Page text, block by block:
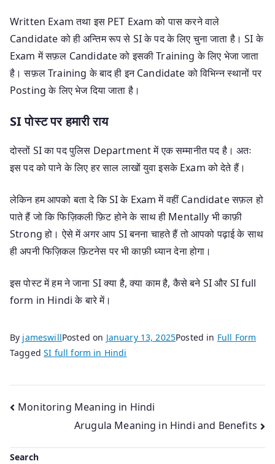
Written Exam तथा इस PET Exam को पास करने वाले
Candidate को ही अन्तिम रूप से SI के पद के लिए चुना जाता है। SI के
Exam में सफ़ल Candidate को इसकी Training के लिए भेजा जाता
है। सफ़ल Training के बाद ही इन Candidate को विभिन्न स्थानों पर
Posting के लिए भेज दिया जाता है।
SI पोस्ट पर हमारी राय
दोस्तों SI का पद पुलिस Department में एक सम्मानीत पद है। अतः
इस पद को पाने के लिए हर साल लाखों युवा इसके Exam को देते हैं।
लेकिन हम आपको बता दे कि SI के Exam में वहीं Candidate सफ़ल हो
पाते हैं जो कि फिज़िकली फ़िट होने के साथ ही Mentally भी काफ़ी
Strong हो। ऐसे में अगर आप SI बनना चाहते हैं तो आपको पढ़ाई के साथ
ही अपनी फिज़िकल फ़िटनेस पर भी काफ़ी ध्यान देना होगा।
इस पोस्ट में हम ने जाना SI क्या है, क्या काम है, कैसे बने SI और SI full
form in Hindi के बारे में।
By jameswillPosted on January 13, 2025Posted in Full Form
TaggedSI full form in Hindi
Post
navigation
Monitoring Meaning in Hindi
Arugula Meaning in Hindi and Benefits
Search